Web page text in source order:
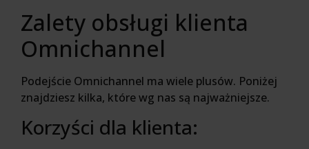
Zalety obsługi klienta
Omnichannel
Podejście Omnichannel ma wiele plusów. Poniżej
znajdziesz kilka, które wg nas są najważniejsze.
Korzyści dla klienta: